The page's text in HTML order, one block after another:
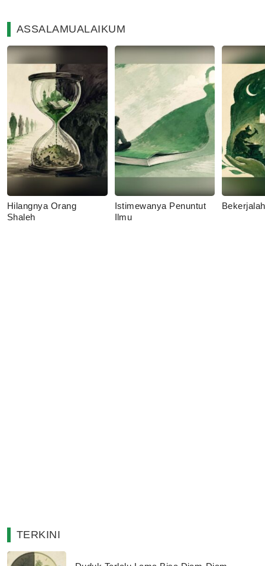
ASSALAMUALAIKUM
Hilangnya Orang
Shaleh
Istimewanya Penuntut
Ilmu
Bekerjalah
TERKINI